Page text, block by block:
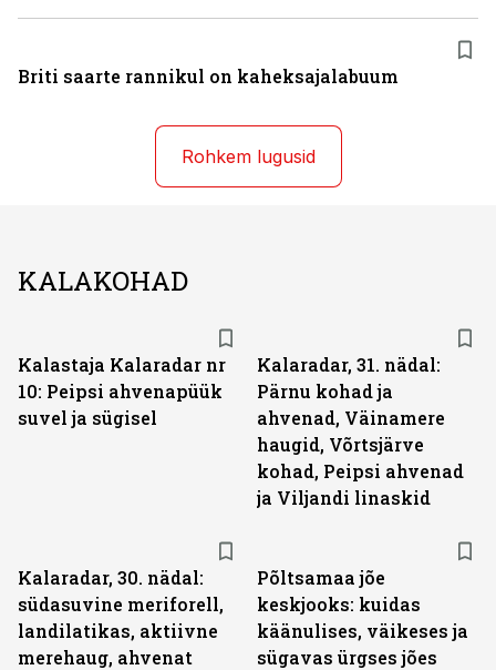
Briti saarte rannikul on kaheksajalabuum
Rohkem lugusid
KALAKOHAD
Kalastaja Kalaradar nr
10: Peipsi ahvenapüük
suvel ja sügisel
Kalaradar, 31. nädal:
Pärnu kohad ja
ahvenad, Väinamere
haugid, Võrtsjärve
kohad, Peipsi ahvenad
ja Viljandi linaskid
Kalaradar, 30. nädal:
südasuvine meriforell,
landilatikas, aktiivne
merehaug, ahvenat
Põltsamaa jõe
keskjooks: kuidas
käänulises, väikeses ja
sügavas ürgses jões